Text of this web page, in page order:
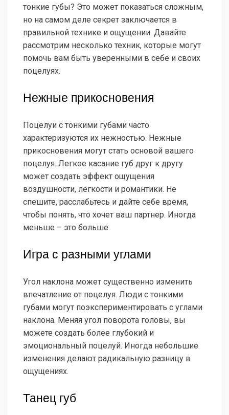
тонкие губы? Это может показаться сложным,
но на самом деле секрет заключается в
правильной технике и ощущении. Давайте
рассмотрим несколько техник, которые могут
помочь вам быть уверенными в себе и своих
поцелуях.
Нежные прикосновения
Поцелуи с тонкими губами часто
характеризуются их нежностью. Нежные
прикосновения могут стать основой вашего
поцелуя. Легкое касание губ друг к другу
может создать эффект ощущения
воздушности, легкости и романтики. Не
спешите, расслабьтесь и дайте себе время,
чтобы понять, что хочет ваш партнер. Иногда
меньше – это больше.
Игра с разными углами
Угол наклона может существенно изменить
впечатление от поцелуя. Люди с тонкими
губами могут поэкспериментировать с углами
наклона. Меняя угол поворота головы, вы
можете создать более глубокий и
эмоциональный поцелуй. Иногда небольшие
изменения делают радикальную разницу в
ощущениях.
Танец губ